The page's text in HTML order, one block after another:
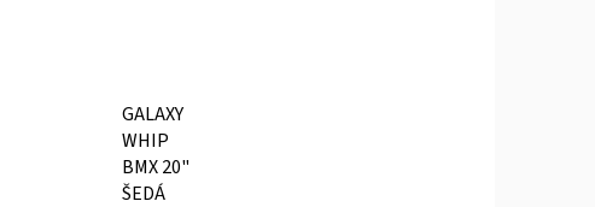
GALAXY
WHIP
BMX 20"
ŠEDÁ